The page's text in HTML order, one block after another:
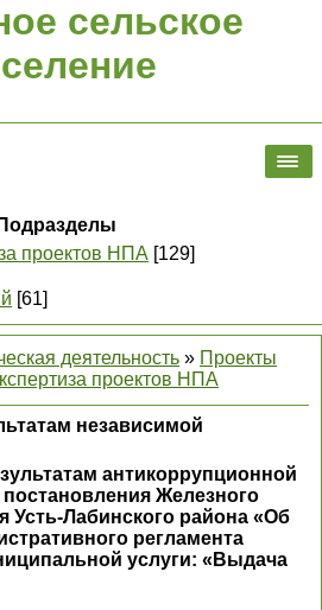
сельское
Подразделы
проектов НПА [129]
[61]
деятельность » Проекты
проектов НПА
независимой
антикоррупционной
Железного
Усть-Лабинского района «Об
регламента
услуги: «Выдача